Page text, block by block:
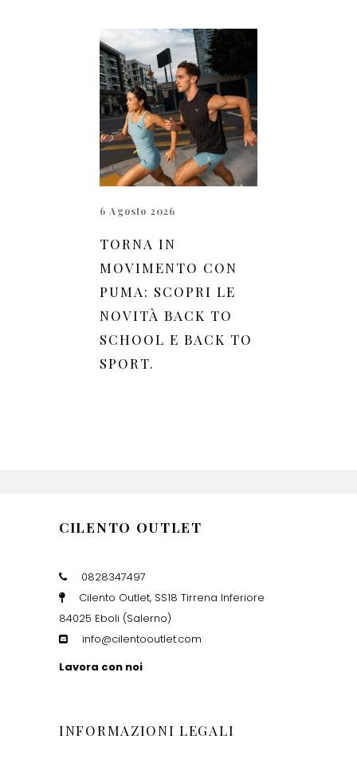
6 Agosto 2026
TORNA IN
MOVIMENTO CON
PUMA: SCOPRI LE
NOVITÀ BACK TO
SCHOOL E BACK TO
SPORT.
CILENTO OUTLET
0828347497
Cilento Outlet, SS18 Tirrena Inferiore
84025 Eboli (Salerno)
info@cilentooutlet.com
Lavora con noi
INFORMAZIONI LEGALI